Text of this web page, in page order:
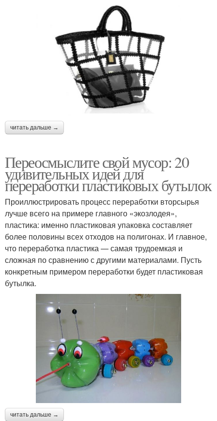
читать дальше →
Переосмыслите свой мусор: 20
удивительных идей для
переработки пластиковых бутылок
Проиллюстрировать процесс переработки вторсырья
лучше всего на примере главного «экозлодея»,
пластика: именно пластиковая упаковка составляет
более половины всех отходов на полигонах. И главное,
что переработка пластика — самая трудоемкая и
сложная по сравнению с другими материалами. Пусть
конкретным примером переработки будет пластиковая
бутылка.
читать дальше →